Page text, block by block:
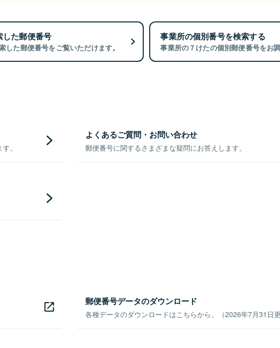
した郵便番号
した郵便番号をご覧いただけます。
事業所の個別番号を検索する
事業所の７けたの個別郵便番号をお調
。
よくあるご質問・お問い合わせ
郵便番号に関するさまざまな疑問にお答えします。
郵便番号データのダウンロード
各種データのダウンロードはこちらから。（2026年7月31日更